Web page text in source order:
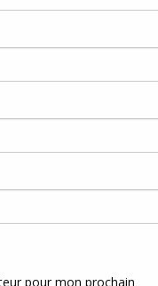
pour mon prochain